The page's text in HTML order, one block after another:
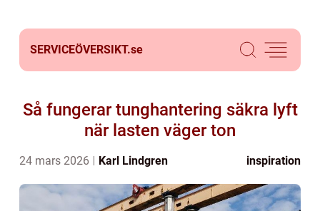
SERVICEÖVERSIKT.se
Så fungerar tunghantering säkra lyft
när lasten väger ton
24 mars 2026 Karl Lindgren inspiration